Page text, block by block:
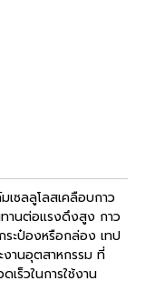
ซลลูโลสเคลือบกาว
านต่อแรงดึงสูง กาว
ะป๋องหรือกล่อง เทป
งานอุตสาหกรรม ที่
ร็วในการใช้งาน